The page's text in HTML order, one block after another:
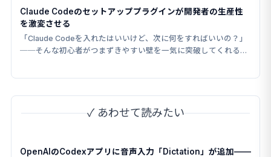
Claude Codeのセットアッププラグインが開発者の生産性
を激変させる
「Claude Codeを入れたはいいけど、次に何をすればいいの？」
──そんな初心者がつまずきやすい壁を一気に突破してくれるプ
✓ あわせて読みたい
OpenAIのCodexアプリに音声入力「Dictation」が追加——